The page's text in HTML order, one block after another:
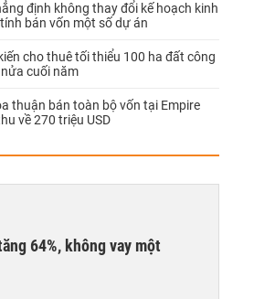
định không thay đổi kế hoạch kinh
bán vốn một số dự án
cho thuê tối thiểu 100 ha đất công
cuối năm
thuận bán toàn bộ vốn tại Empire
về 270 triệu USD
64%, không vay một